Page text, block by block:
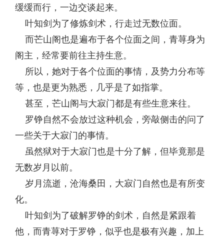
缓缓而行，一边交谈起来。
叶知剑为了修炼剑术，行走过无数位面。
而芒山阁也是遍布于各个位面之间，青荨身为
阁主，经常要前往主持生意。
所以，她对于各个位面的事情，及势力分布等
等，也是更为熟悉，几乎是了如指掌。
甚至，芒山阁与大寂门都是有些生意来往。
罗铮自然不会放过这种机会，旁敲侧击的问了
一些关于大寂门的事情。
虽然狱对于大寂门也是十分了解，但毕竟那是
无数岁月以前。
岁月流逝，沧海桑田，大寂门自然也是有所变
化。
叶知剑为了破解罗铮的剑术，自然是紧跟着
他，而青荨对于罗铮，似乎也是极有兴趣，加上